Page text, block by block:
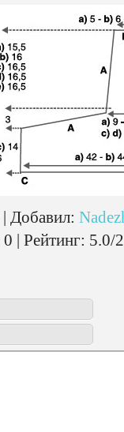
| Добавил:
0 | Рейтинг: 5.0/2